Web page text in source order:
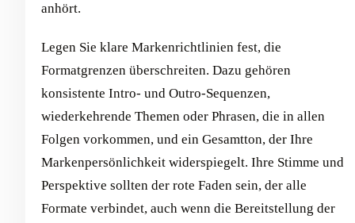
anhört.
Legen Sie klare Markenrichtlinien fest, die
Formatgrenzen überschreiten. Dazu gehören
konsistente Intro- und Outro-Sequenzen,
wiederkehrende Themen oder Phrasen, die in allen
Folgen vorkommen, und ein Gesamtton, der Ihre
Markenpersönlichkeit widerspiegelt. Ihre Stimme und
Perspektive sollten der rote Faden sein, der alle
Formate verbindet, auch wenn die Bereitstellung der